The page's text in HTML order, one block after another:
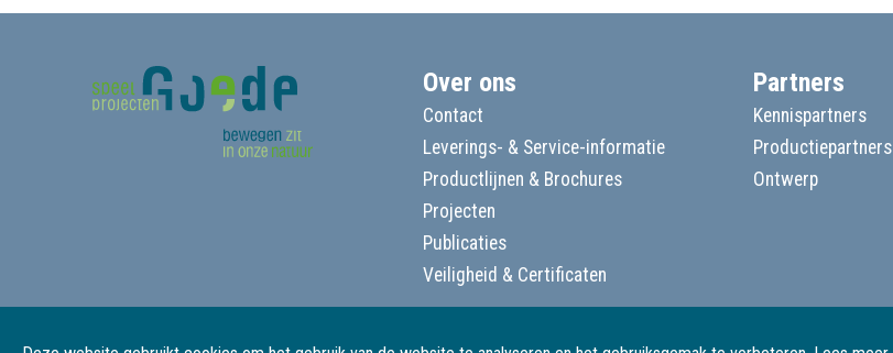
Over ons
Contact
Leverings- & Service-informatie
Productlijnen & Brochures
Projecten
Publicaties
Veiligheid & Certificaten
Partners
Kennispartners
Productiepartners
Ontwerp